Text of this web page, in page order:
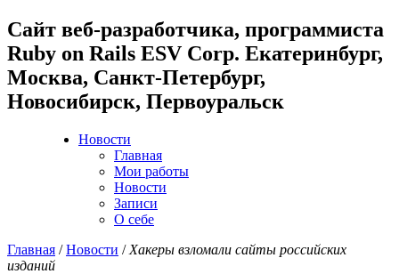
Cайт веб-разработчика, программиста
Ruby on Rails ESV Corp. Екатеринбург,
Москва, Санкт-Петербург,
Новосибирск, Первоуральск
Новости
Главная
Мои работы
Новости
Записи
О себе
Главная /Новости / Хакеры взломали сайты российских
изданий